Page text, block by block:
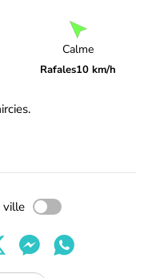
Calme
Rafales10 km/h
ville